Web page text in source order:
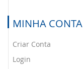
MINHA CONTA
Criar Conta
Login